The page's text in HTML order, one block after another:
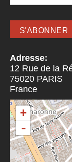
Adresse:
12 Rue de la
75020 PARIS
France
+
-